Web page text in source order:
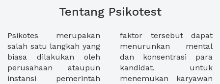
Tentang Psikotest
Psikotes merupakan
salah satu langkah yang
biasa dilakukan oleh
perusahaan ataupun
instansi pemerintah
faktor tersebut dapat
menurunkan mental
dan konsentrasi para
kandidat. untuk
menemukan karyawan